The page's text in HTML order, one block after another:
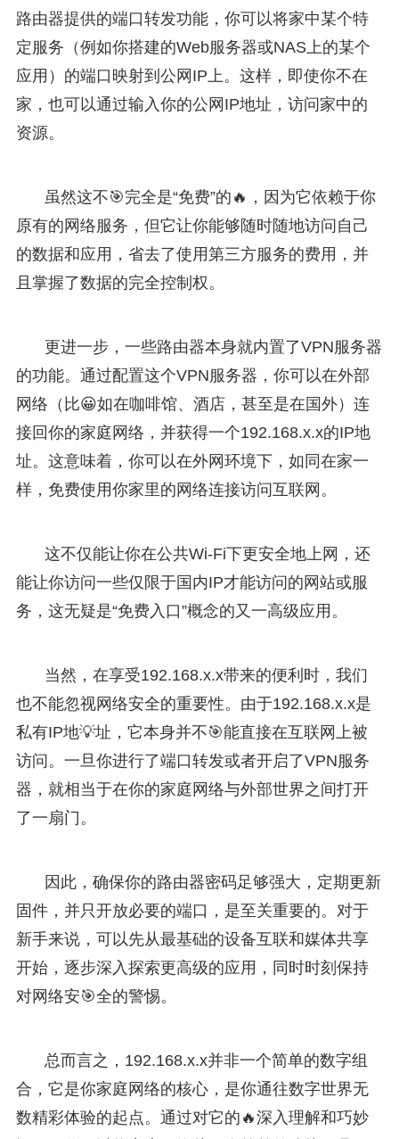
路由器提供的端口转发功能，你可以将家中某个特
定服务（例如你搭建的Web服务器或NAS上的某个
应用）的端口映射到公网IP上。这样，即使你不在
家，也可以通过输入你的公网IP地址，访问家中的
资源。
虽然这不🎯完全是“免费”的🔥，因为它依赖于你
原有的网络服务，但它让你能够随时随地访问自己
的数据和应用，省去了使用第三方服务的费用，并
且掌握了数据的完全控制权。
更进一步，一些路由器本身就内置了VPN服务器
的功能。通过配置这个VPN服务器，你可以在外部
网络（比😀如在咖啡馆、酒店，甚至是在国外）连
接回你的家庭网络，并获得一个192.168.x.x的IP地
址。这意味着，你可以在外网环境下，如同在家一
样，免费使用你家里的网络连接访问互联网。
这不仅能让你在公共Wi-Fi下更安全地上网，还
能让你访问一些仅限于国内IP才能访问的网站或服
务，这无疑是“免费入口”概念的又一高级应用。
当然，在享受192.168.x.x带来的便利时，我们
也不能忽视网络安全的重要性。由于192.168.x.x是
私有IP地💡址，它本身并不🎯能直接在互联网上被
访问。一旦你进行了端口转发或者开启了VPN服务
器，就相当于在你的家庭网络与外部世界之间打开
了一扇门。
因此，确保你的路由器密码足够强大，定期更新
固件，并只开放必要的端口，是至关重要的。对于
新手来说，可以先从最基础的设备互联和媒体共享
开始，逐步深入探索更高级的应用，同时时刻保持
对网络安🎯全的警惕。
总而言之，192.168.x.x并非一个简单的数字组
合，它是你家庭网络的核心，是你通往数字世界无
数精彩体验的起点。通过对它的🔥深入理解和巧妙